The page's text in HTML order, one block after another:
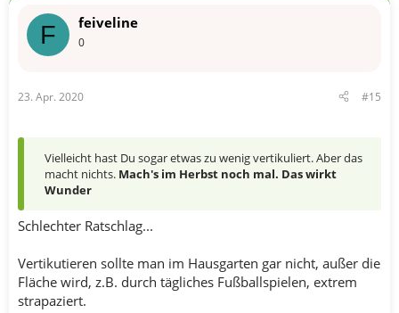
F feiveline
0
23. Apr. 2020 #15
Vielleicht hast Du sogar etwas zu wenig vertikuliert. Aber das
macht nichts. Mach's im Herbst noch mal. Das wirkt
Wunder
Schlechter Ratschlag...
Vertikutieren sollte man im Hausgarten gar nicht, außer die
Fläche wird, z.B. durch tägliches Fußballspielen, extrem
strapaziert.